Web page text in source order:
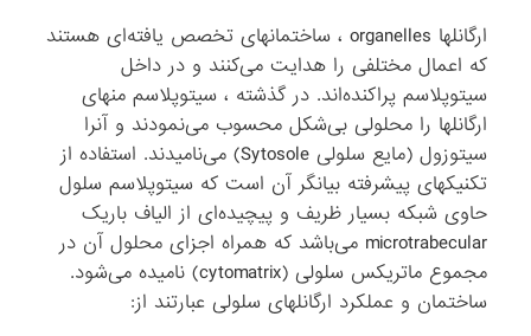
ارگانلها organelles ، ساختمانهای تخصص یافته‌ای هستند
که اعمال مختلفی را هدایت می‌کنند و در داخل
سیتوپلاسم پراکنده‌اند. در گذشته ، سیتوپلاسم منهای
ارگانلها را محلولی بی‌شکل محسوب می‌نمودند و آنرا
سیتوزول (مایع سلولی Sytosole) می‌نامیدند. استفاده از
تکنیکهای پیشرفته بیانگر آن است که سیتوپلاسم سلول
حاوی شبکه بسیار ظریف و پیچیده‌ای از الیاف باریک
microtrabecular می‌باشد که همراه اجزای محلول آن در
مجموع ماتریکس سلولی (cytomatrix) نامیده می‌شود.
ساختمان و عملکرد ارگانلهای سلولی عبارتند از: